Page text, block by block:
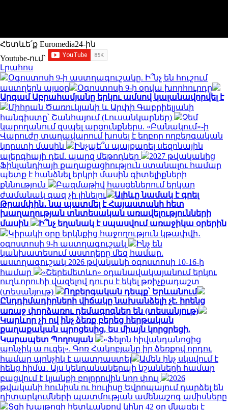
Հետևե՛ք Euromedia24-ին
Youtube-ում`
Լրահոս
Օգոստոսի 9-ի աստղագուշակը. Ի՞նչ են հուշում
աստղերն այսօր
Օգոստոսի 9-ի օրվա խորհուրդը
Արգամ Աբրահամյանը երկու ամսով կալանավորվել է
Միհրան Ծառուկյանի և Արփի Գաբրիելյանի
հանգիստը՝ Շանհայում (Լուսանկարներ)
Չեմ
կարողանում զսպել արցունքներս. «Բանակում»-ի
Վարուժը տաղավարում խոսել է եղբոր ողբերգական
կորստի մասին
Ինչպե՞ս պայքարել սեզոնային
ալերգիայի դեմ. պարզ մեթոդներ
2027 թվականից
Ֆինլանդիայի քաղաքացիություն ստանալու համար
պետք է հանձնել երկրի մասին գիտելիքների
քննություն
Բազմաթիվ հասցեներում երկար
ժամանակ գազ չի լինելու
Ալիևը նամակ է գրել
Թրամփին․ նա պատմել է Հայաստանի հետ
խաղաղության տնտեսական առավելությունների
մասին
Ի՞նչ եղանակ է սպասվում առաջիկա օրերին
Կիրակի օրը երկնքից հաջողություն կթափվի․
օգոստոսի 9-ի աստղագուշակ
Ինչ են
կանխատեսում աստղերը մեզ համար.
աստղագուշակ 2026 թվականի օգոստոսի 10-16-ի
համար
«Շերեմետևո» օդանավակայանում երկու
ուղևորուհի վազելով դուրս է եկել թռիչքադաշտ
(տեսանյութ)
Ողբերգական դեպք՝ Երևանում
Ընդդիմադիրների վիճակը նախանձելի չէ. իրենց
առաջ փորձառու դեմագոգներ են (տեսանյութ)
Կարևոր չի ով ինչ ձեռք բերեց հերթական
քաղաքական պրոցեսից, ես միայն կորցրեցի.
Կարապետ Պողոսյան
«Ֆելոն հիվանդանոցից
պոնչիկ ա ուզել». Գոռ Հակոբյանը իր ձեռքով որդու
համար պոնչիկ է պատրաստել
Ամեն ինչ սկսվում է
հենց հիմա․ Այս կենդանակերպի նշանների համար
բացվում է կյանքի բոլորովին նոր փուլ
2026
թվականի հունիսն ու հուլիսը Եվրոպայում դարձել են
դիտարկումների պատմության ամենաշոգ ամիսները
Տզի խայթոցի հետևանքով կինը 42 օր մնացել է